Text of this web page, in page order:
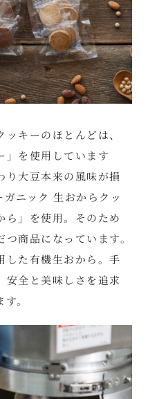
キーのほとんどは、
」を使用しています
り大豆本来の風味が損
ニック 生おからクッ
ら」を使用。そのため
商品になっています。
した有機生おから。手
安全と美味しさを追求
。